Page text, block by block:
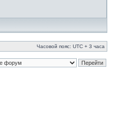
Часовой пояс: UTC + 3 часа